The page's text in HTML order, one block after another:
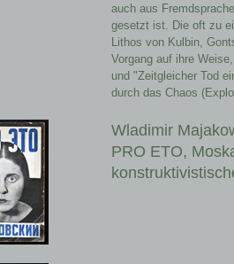
auch aus
gesetzt ist. Die oft zu
Lithos von Kulbin,
Vorgang auf ihre
und "Zeitgleicher Tod
durch das Chaos
Wladimir
PRO ETO,